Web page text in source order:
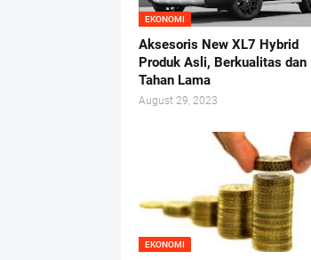
EKONOMI
Aksesoris New XL7 Hybrid
Produk Asli, Berkualitas dan
Tahan Lama
August 29, 2023
EKONOMI